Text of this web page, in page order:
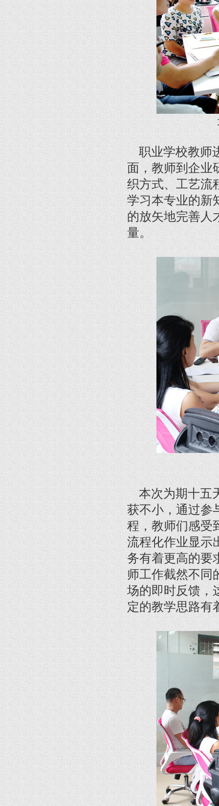
职业学校教师
面，教师到企业
织方式、工艺流
学习本专业的新
的放矢地完善人
量。
本次为期十五
获不小，通过参
程，教师们感受
流程化作业显示
务有着更高的要
师工作截然不同
场的即时反馈，
定的教学思路有